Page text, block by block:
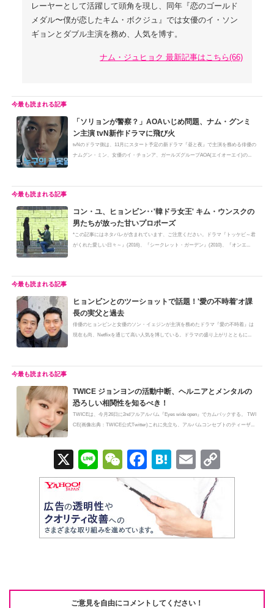
レーヤーとして活躍して頭角を現し、同年『恋のゴールド
メダル〜僕が恋したキム・ボクジュ』では女優のイ・ソン
ギョンとダブル主演を務め、人気を博す。
ナム・ジュヒョク 最新記事はこちら(66)
「ソリョンが警察？」AOAいじめ問題、ナム・グンミ
ン主演 tvN新作ドラマに飛び火
tvNのドラマ側は、11月にスタート予定の新ドラマ『昼と夜』で主演を務める俳優の
ナムグン・ミン、女優のイ・チョンア、ガールズグループAOA(エイオーエイ)の...
コン・ユ、ヒョンビン‥'韓ドラ女王' キム・ウンスクの
男たちが放った甘いプロポーズ
*この記事にはネタバレが含まれています、ご注意ください。ドラマ『トッケビ～君
がくれた愛しい日々～』(2016)、『シークレット・ガーデン』(2010)、『オンエ...
ヒョンビンとのツーショットで話題！'愛の不時着'オ課
長の実父と過去
俳優のヒョンビンと女優のソン・イェジンが主演を務めたドラマ『愛の不時着』は
現在も尚、Netflixを通じて高い人気を博している。ドラマの盛り上がリとともに...
TWICE ジョンヨンの活動中断、ヘルニアとメンタルの
恐ろしい相関性を知るべき！
TWICEは、今月26日に2ndフルアルバム『Eyes wide open』でカムバックする。 TWI
CE(画像出典：TWICE公式Twitter)これに先立ち、アルバムコンセプトのティーザ...
X Li
n
e
W
e
C
at
F
a
c
e
b
k
H
at
e
n
a
E
m
ail
o
Li
ご意見を自由にコメントしてください！